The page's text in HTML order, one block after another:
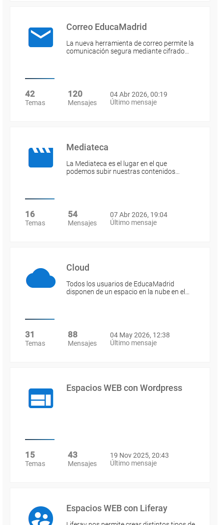
Correo EducaMadrid
La nueva herramienta de correo permite la
comunicación segura mediante cifrado…
42
Temas
120
Mensajes
04 Abr 2026, 00:19
Último mensaje
Mediateca
La Mediateca es el lugar en el que
podemos subir nuestras contenidos…
16
Temas
54
Mensajes
07 Abr 2026, 19:04
Último mensaje
Cloud
Todos los usuarios de EducaMadrid
disponen de un espacio en la nube en el…
31
Temas
88
Mensajes
04 May 2026, 12:38
Último mensaje
Espacios WEB con Wordpress
15
Temas
43
Mensajes
19 Nov 2025, 20:43
Último mensaje
Espacios WEB con Liferay